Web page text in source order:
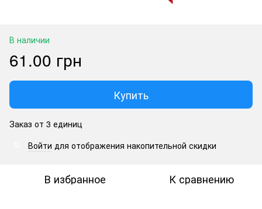
В наличии
61.00 грн
Купить
Заказ от 3 единиц
Войти для отображения накопительной скидки
В избранное К сравнению